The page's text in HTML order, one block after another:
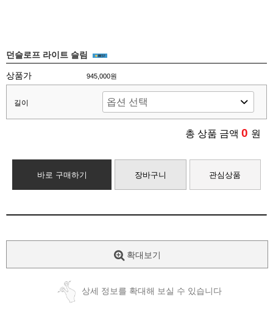
던슬로프 라이트 슬림
상품가 945,000원
길이
총 상품 금액 0 원
바로 구매하기 장바구니 관심상품
확대보기
상세 정보를 확대해 보실 수 있습니다